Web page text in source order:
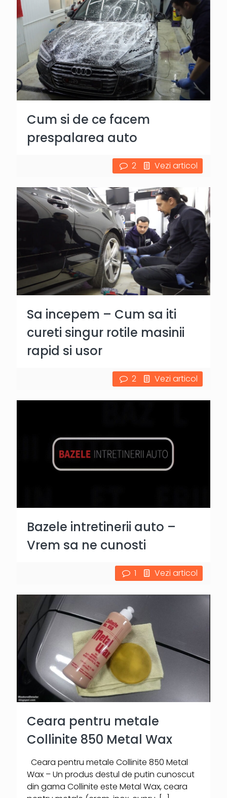
Cum si de ce facem
prespalarea auto
2 Vezi articol
Sa incepem – Cum sa iti
cureti singur rotile masinii
rapid si usor
2 Vezi articol
Bazele intretinerii auto –
Vrem sa ne cunosti
1 Vezi articol
Ceara pentru metale
Collinite 850 Metal Wax
Ceara pentru metale Collinite 850 Metal
Wax – Un produs destul de putin cunoscut
din gama Collinite este Metal Wax, ceara